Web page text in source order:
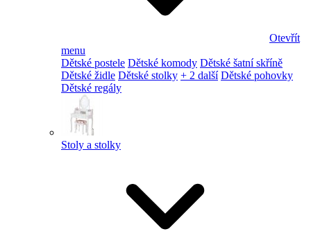
Otevřít
menu
Dětské postele Dětské komody Dětské šatní skříně
Dětské židle Dětské stolky + 2 další Dětské pohovky
Dětské regály
Stoly a stolky